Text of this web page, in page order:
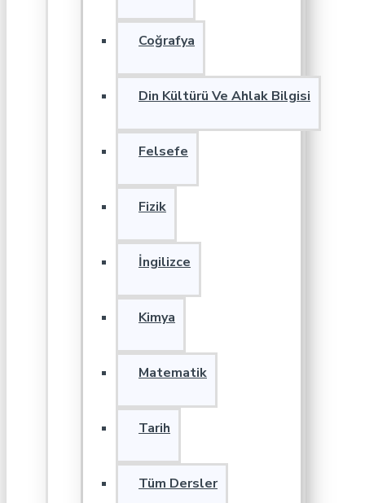
Coğrafya
Din Kültürü Ve Ahlak Bilgisi
Felsefe
Fizik
İngilizce
Kimya
Matematik
Tarih
Tüm Dersler